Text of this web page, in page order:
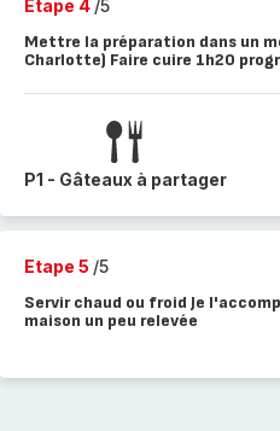
Etape 4 /5
Mettre la préparation dans un
Charlotte) Faire cuire 1h20
P1 - Gâteaux à partager
Etape 5 /5
Servir chaud ou froid Je
maison un peu relevée